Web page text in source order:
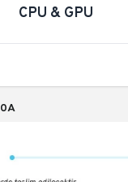
CPU & GPU